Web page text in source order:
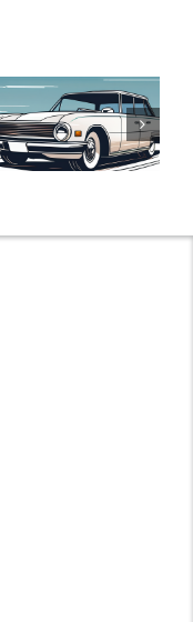
Kfz-
Die besten
Angebote im